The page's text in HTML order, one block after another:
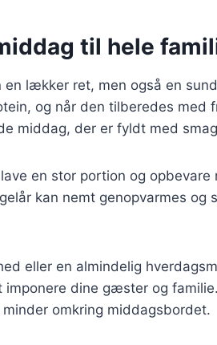
til hele
lækker ret, men også en
og når den tilberedes med
middag, der er fyldt med
en stor portion og opbevare
kan nemt genopvarmes og
eller en almindelig
dine gæster og
omkring middagsbordet.